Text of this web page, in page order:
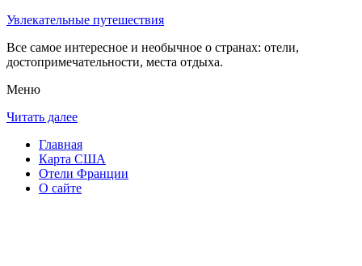
Увлекательные путешествия
Все самое интересное и необычное о странах: отели,
достопримечательности, места отдыха.
Меню
Читать далее
Главная
Карта США
Отели Франции
О сайте